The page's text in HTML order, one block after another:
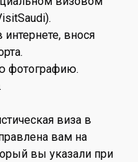
внося
фотографию.
виза в
вам на
вы указали при